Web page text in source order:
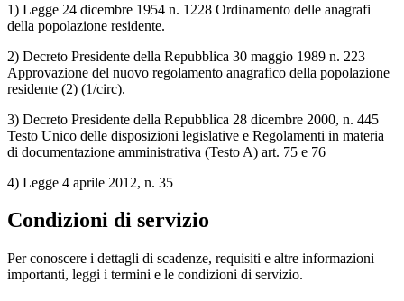
1) Legge 24 dicembre 1954 n. 1228 Ordinamento delle anagrafi
della popolazione residente.
2) Decreto Presidente della Repubblica 30 maggio 1989 n. 223
Approvazione del nuovo regolamento anagrafico della popolazione
residente (2) (1/circ).
3) Decreto Presidente della Repubblica 28 dicembre 2000, n. 445
Testo Unico delle disposizioni legislative e Regolamenti in materia
di documentazione amministrativa (Testo A) art. 75 e 76
4) Legge 4 aprile 2012, n. 35
Condizioni di servizio
Per conoscere i dettagli di scadenze, requisiti e altre informazioni
importanti, leggi i termini e le condizioni di servizio.